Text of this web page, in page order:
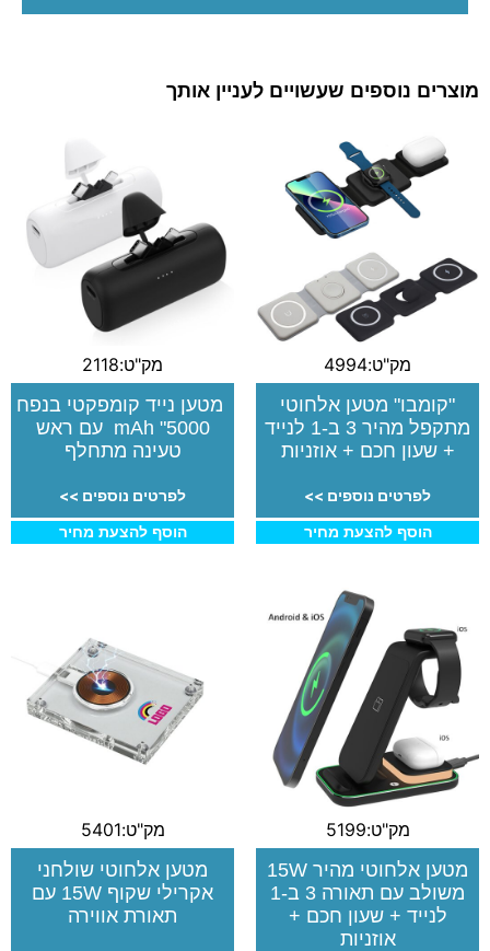
מוצרים נוספים שעשויים לעניין אותך
מק"ט:4994
"קומבו" מטען אלחוטי
מתקפל מהיר 3 ב-1 לנייד
+ שעון חכם + אוזניות
לפרטים נוספים >>
הוסף להצעת מחיר
מק"ט:2118
מטען נייד קומפקטי בנפח
5000" mAh עם ראש
טעינה מתחלף
לפרטים נוספים >>
הוסף להצעת מחיר
מק"ט:5199
מטען אלחוטי מהיר 15W
משולב עם תאורה 3 ב-1
לנייד + שעון חכם +
אוזניות
מק"ט:5401
מטען אלחוטי שולחני
אקרילי שקוף 15W עם
תאורת אווירה